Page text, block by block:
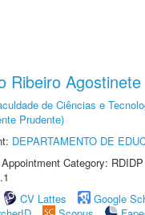
Ribeiro Agostinete
de Ciências e
Prudente)
DEPARTAMENTO DE
Category:
CV Lattes
Google